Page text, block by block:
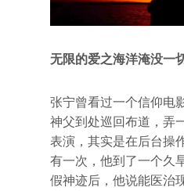
无限的爱之海洋淹没一
张宁曾看过一个信仰电
神父到处巡回布道，弄
表演，其实是在后台操
有一次，他到了一个久
假神迹后，他说能医治